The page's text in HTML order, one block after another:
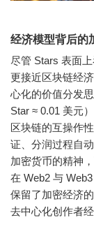
经济模型背后的
尽管 Stars 表面
更接近区块链经
心化的价值分发
Star ≈ 0.01 美元
区块链的互操作
证、分润过程自
加密货币的精神
在 Web2 与
保留了加密经济的
去中心化创作者经